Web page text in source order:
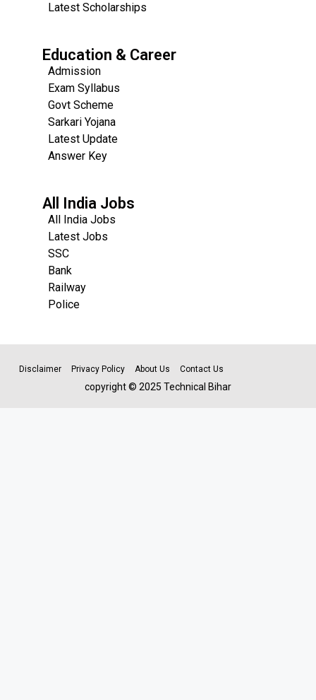
Latest Scholarships
Education & Career
Admission
Exam Syllabus
Govt Scheme
Sarkari Yojana
Latest Update
Answer Key
All India Jobs
All India Jobs
Latest Jobs
SSC
Bank
Railway
Police
Disclaimer Privacy Policy About Us Contact Us
copyright © 2025 Technical Bihar